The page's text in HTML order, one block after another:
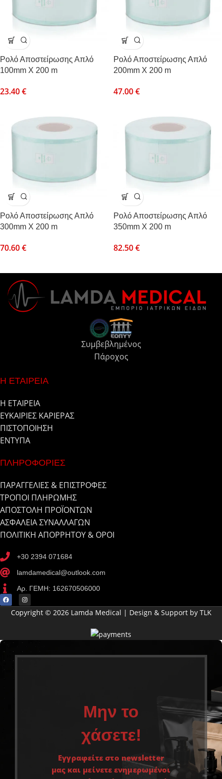
Ρολό Αποστείρωσης Απλό
100mm X 200 m
23.40€
Ρολό Αποστείρωσης Απλό
200mm X 200 m
47.00€
Ρολό Αποστείρωσης Απλό
300mm X 200 m
70.60€
Ρολό Αποστείρωσης Απλό
350mm X 200 m
82.50€
Συμβεβλημένος
Πάροχος
Η ΕΤΑΙΡΕΙΑ
Η ΕΤΑΙΡΕΙΑ
ΕΥΚΑΙΡΙΕΣ ΚΑΡΙΕΡΑΣ
ΠΙΣΤΟΠΟΙΗΣΗ
ΕΝΤΥΠΑ
ΠΛΗΡΟΦΟΡΙΕΣ
ΠΑΡΑΓΓΕΛΙΕΣ & ΕΠΙΣΤΡΟΦΕΣ
ΤΡΟΠΟΙ ΠΛΗΡΩΜΗΣ
ΑΠΟΣΤΟΛΗ ΠΡΟΪΟΝΤΩΝ
ΑΣΦΑΛΕΙΑ ΣΥΝΑΛΛΑΓΩΝ
ΠΟΛΙΤΙΚΗ ΑΠΟΡΡΗΤΟΥ & ΟΡΟΙ
+30 2394 071684
lamdamedical@outlook.com
Αρ. ΓΕΜΗ: 162670506000
Copyright © 2026 Lamda Medical | Design & Support by TLK
Μην το
χάσετε!
Εγγραφείτε στο newsletter
μας και μείνετε ενημερωμένοι